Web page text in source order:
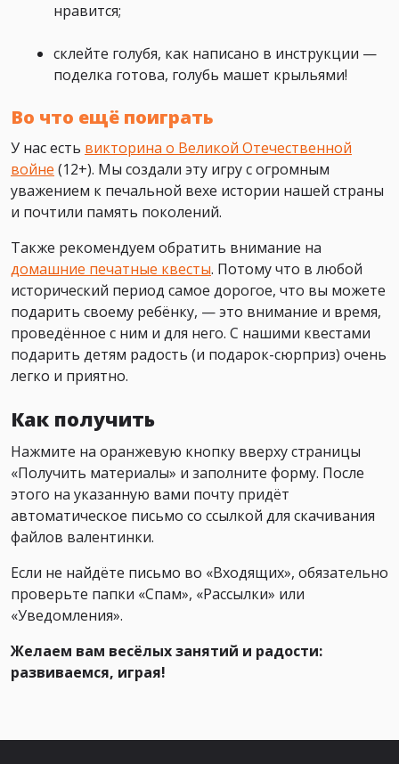
нравится;
склейте голубя, как написано в инструкции —
поделка готова, голубь машет крыльями!
Во что ещё поиграть
У нас есть викторина о Великой Отечественной
войне (12+). Мы создали эту игру с огромным
уважением к печальной вехе истории нашей страны
и почтили память поколений.
Также рекомендуем обратить внимание на
домашние печатные квесты. Потому что в любой
исторический период самое дорогое, что вы можете
подарить своему ребёнку, — это внимание и время,
проведённое с ним и для него. С нашими квестами
подарить детям радость (и подарок-сюрприз) очень
легко и приятно.
Как получить
Нажмите на оранжевую кнопку вверху страницы
«Получить материалы» и заполните форму. После
этого на указанную вами почту придёт
автоматическое письмо со ссылкой для скачивания
файлов валентинки.
Если не найдёте письмо во «Входящих», обязательно
проверьте папки «Спам», «Рассылки» или
«Уведомления».
Желаем вам весёлых занятий и радости:
развиваемся, играя!